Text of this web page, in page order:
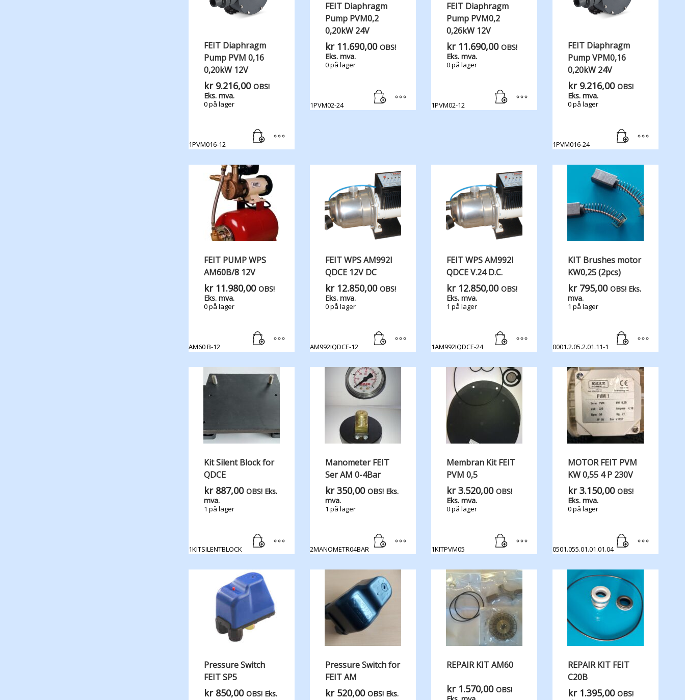
FEIT Diaphragm
Pump PVM 0,16
0,20kW 12V
kr9.216,00 OBS!
Eks. mva.
0 på lager
1PVM016-12
FEIT Diaphragm
Pump PVM0,2
0,20kW 24V
kr11.690,00 OBS!
Eks. mva.
0 på lager
1PVM02-24
FEIT Diaphragm
Pump PVM0,2
0,26kW 12V
kr11.690,00 OBS!
Eks. mva.
0 på lager
1PVM02-12
FEIT Diaphragm
Pump VPM0,16
0,20kW 24V
kr9.216,00 OBS!
Eks. mva.
0 på lager
1PVM016-24
FEIT PUMP WPS
AM60B/8 12V
kr11.980,00 OBS!
Eks. mva.
0 på lager
AM60 B-12
FEIT WPS AM992I
QDCE 12V DC
kr12.850,00 OBS!
Eks. mva.
0 på lager
AM992IQDCE-12
FEIT WPS AM992I
QDCE V.24 D.C.
kr12.850,00 OBS!
Eks. mva.
1 på lager
1AM992IQDCE-24
KIT Brushes motor
KW0,25 (2pcs)
kr795,00 OBS! Eks.
mva.
1 på lager
0001.2.05.2.01.11-1
Kit Silent Block for
QDCE
kr887,00 OBS! Eks.
mva.
1 på lager
1KITSILENTBLOCK
Manometer FEIT
Ser AM 0-4Bar
kr350,00 OBS! Eks.
mva.
1 på lager
2MANOMETR04BAR
Membran Kit FEIT
PVM 0,5
kr3.520,00 OBS!
Eks. mva.
0 på lager
1KITPVM05
MOTOR FEIT PVM
KW 0,55 4 P 230V
kr3.150,00 OBS!
Eks. mva.
0 på lager
0501.055.01.01.01.04
Pressure Switch
FEIT SP5
kr850,00 OBS! Eks.
Pressure Switch for
FEIT AM
kr520,00 OBS! Eks.
REPAIR KIT AM60
kr1.570,00 OBS!
REPAIR KIT FEIT
C20B
kr1.395,00 OBS!